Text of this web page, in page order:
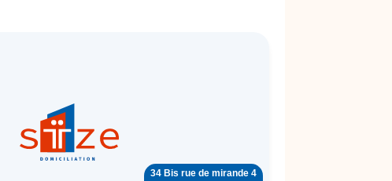
34 Bis rue de mirande 4